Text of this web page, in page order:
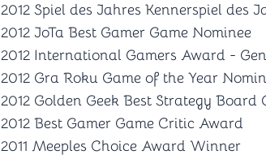
2012 Spiel des Jahres Kennerspiel des
2012 JoTa Best Gamer Game Nominee
2012 International Gamers Award -
2012 Gra Roku Game of the Year
2012 Golden Geek Best Strategy Board
2012 Best Gamer Game Critic Award
2011 Meeples Choice Award Winner